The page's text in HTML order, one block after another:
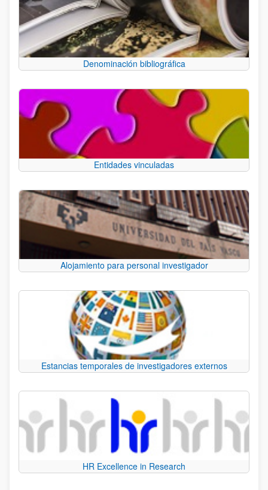
Denominación bibliográfica
Entidades vinculadas
Alojamiento para personal investigador
Estancias temporales de investigadores externos
HR Excellence in Research